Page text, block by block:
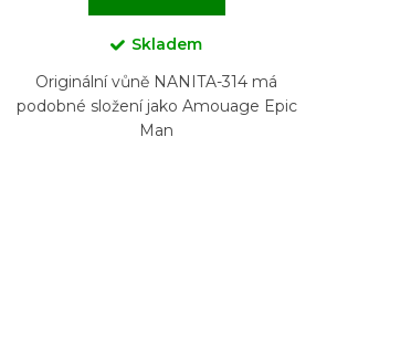
Skladem
Originální vůně NANITA-314 má
podobné složení jako Amouage Epic
Man